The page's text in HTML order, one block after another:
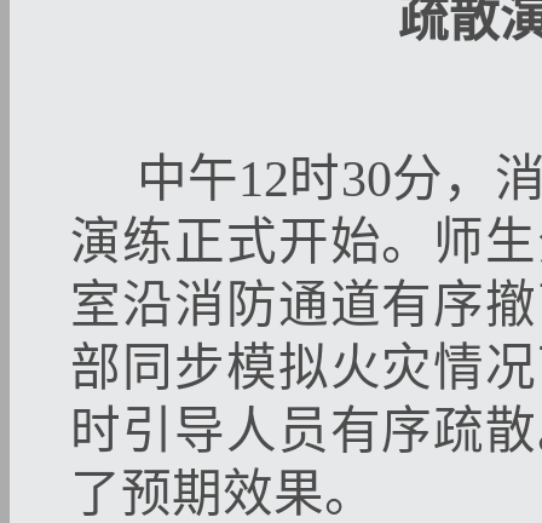
疏散
中午12时30分，
演练正式开始。师
室沿消防通道有序
部同步模拟火灾情
时引导人员有序疏
了预期效果。